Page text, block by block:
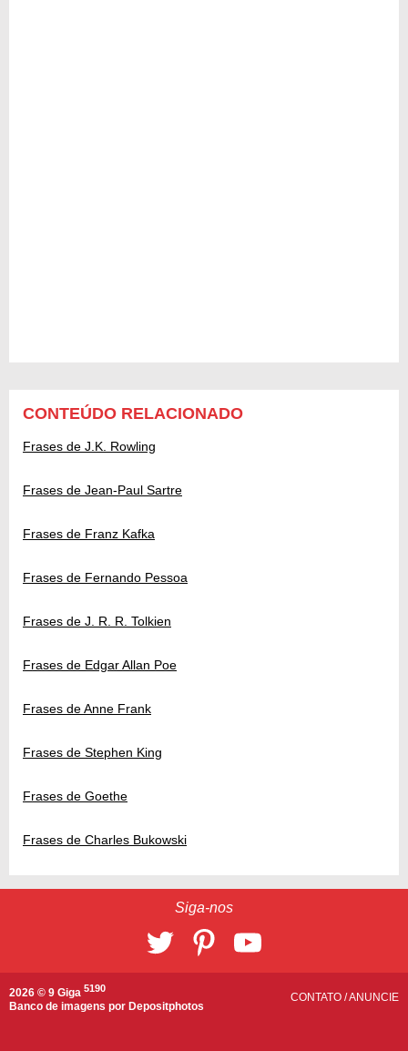
CONTEÚDO RELACIONADO
Frases de J.K. Rowling
Frases de Jean-Paul Sartre
Frases de Franz Kafka
Frases de Fernando Pessoa
Frases de J. R. R. Tolkien
Frases de Edgar Allan Poe
Frases de Anne Frank
Frases de Stephen King
Frases de Goethe
Frases de Charles Bukowski
Siga-nos
2026 © 9 Giga 5190
Banco de imagens por Depositphotos
CONTATO /ANUNCIE